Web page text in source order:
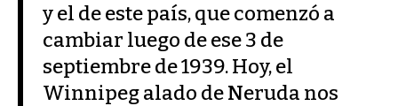
y el de este país, que comenzó a
cambiar luego de ese 3 de
septiembre de 1939. Hoy, el
Winnipeg alado de Neruda nos